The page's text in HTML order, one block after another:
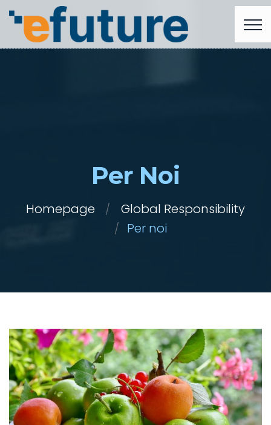
Per Noi
Homepage
Global Responsibility
Per noi